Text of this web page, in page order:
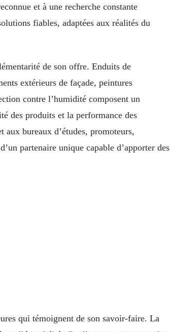
et à une recherche constante
fiables, adaptées aux réalités du
de son offre. Enduits de
extérieurs de façade, peintures
contre l’humidité composent un
des produits et la performance des
aux bureaux d’études, promoteurs,
partenaire unique capable d’apporter des
qui témoignent de son savoir-faire. La